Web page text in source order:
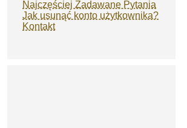
Najczęściej Zadawane Pytania
Jak usunąć konto użytkownika?
Kontakt